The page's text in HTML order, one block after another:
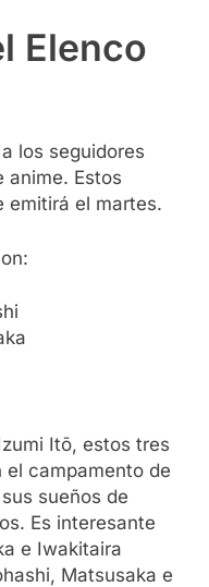
Elenco
los seguidores
anime. Estos
emitirá el martes.
Itō, estos tres
campamento de
sueños de
Es interesante
e Iwakitaira
Matsusaka e